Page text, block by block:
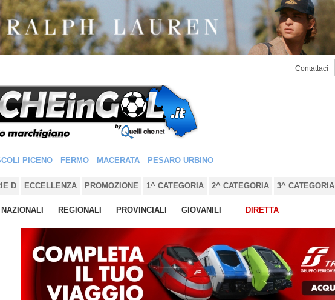
Contattaci
PICENO FERMO MACERATA PESARO URBINO
D ECCELLENZA PROMOZIONE 1^ CATEGORIA 2^ CATEGORIA 3^ CATEGORIA
NAZIONALI REGIONALI PROVINCIALI GIOVANILI DIRETTA